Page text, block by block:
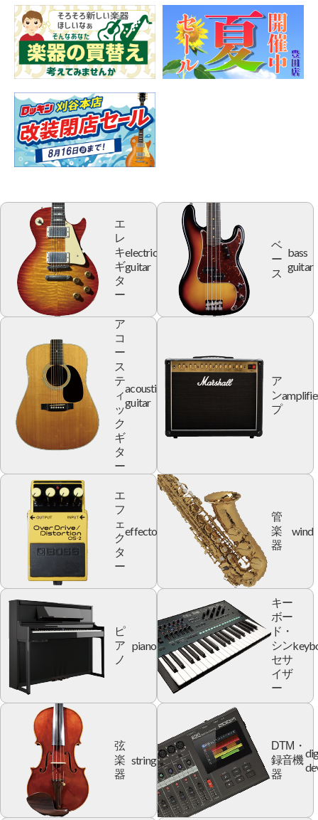
エ
レ
キ
ギ
タ
ー
electric
guitar
ベ
ー
ス
bass
guitar
ア
コ
ー
ス
テ
ィ
ッ
ク
ギ
タ
ー
acoustic
guitar
ア
ン
プ
エ
フ
ェ
ク
タ
ー
effector
管
楽
器
wind
ピ
ア
ノ
piano
キー
ボー
ド・
シン
セサ
イザ
ー
弦
楽
器
string
DTM・
録音機
器